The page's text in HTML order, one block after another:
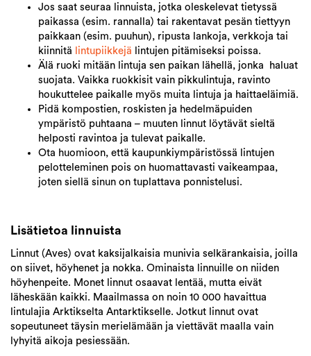
Jos saat seuraa linnuista, jotka oleskelevat tietyssä
paikassa (esim. rannalla) tai rakentavat pesän tiettyyn
paikkaan (esim. puuhun), ripusta lankoja, verkkoja tai
kiinnitä
lintupiikkejä lintujen pitämiseksi poissa.
Älä ruoki mitään lintuja sen paikan lähellä, jonka haluat
suojata. Vaikka ruokkisit vain pikkulintuja, ravinto
houkuttelee paikalle myös muita lintuja ja haittaeläimiä.
Pidä kompostien, roskisten ja hedelmäpuiden
ympäristö puhtaana – muuten linnut löytävät sieltä
helposti ravintoa ja tulevat paikalle.
Ota huomioon, että kaupunkiympäristössä lintujen
pelotteleminen pois on huomattavasti vaikeampaa,
joten siellä sinun on tuplattava ponnistelusi.
Lisätietoa linnuista
Linnut (Aves) ovat kaksijalkaisia munivia selkärankaisia, joilla
on siivet, höyhenet ja nokka. Ominaista linnuille on niiden
höyhenpeite. Monet linnut osaavat lentää, mutta eivät
läheskään kaikki. Maailmassa on noin 10 000 havaittua
lintulajia Arktikselta Antarktikselle. Jotkut linnut ovat
sopeutuneet täysin merielämään ja viettävät maalla vain
lyhyitä aikoja pesiessään.